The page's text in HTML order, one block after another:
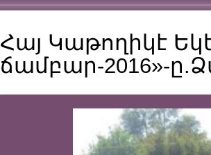
Հայ Կաթողիկէ
ճամբար-2016»-